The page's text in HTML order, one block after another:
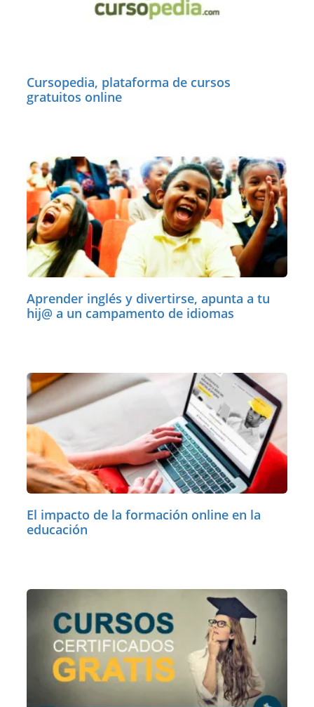
Cursopedia, plataforma de cursos
gratuitos online
Aprender inglés y divertirse, apunta a tu
hij@ a un campamento de idiomas
El impacto de la formación online en la
educación